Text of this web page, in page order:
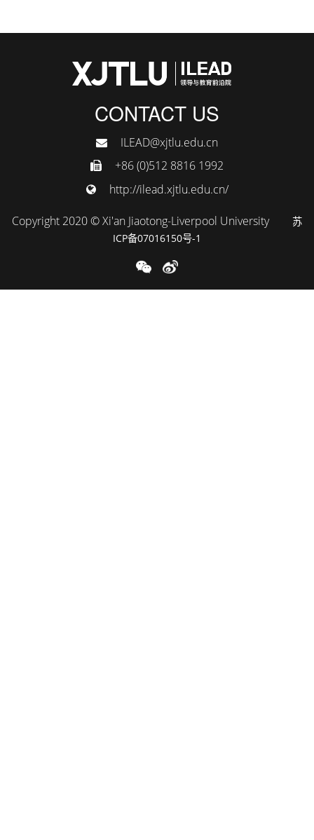
CONTACT US
ILEAD@xjtlu.edu.cn
+86 (0)512 8816 1992
http://ilead.xjtlu.edu.cn/
Copyright 2020 © Xi'an Jiaotong-Liverpool University
苏
ICP备07016150号-1